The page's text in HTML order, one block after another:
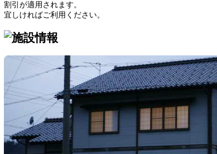
割引が適用されます。
宜しければご利用ください。